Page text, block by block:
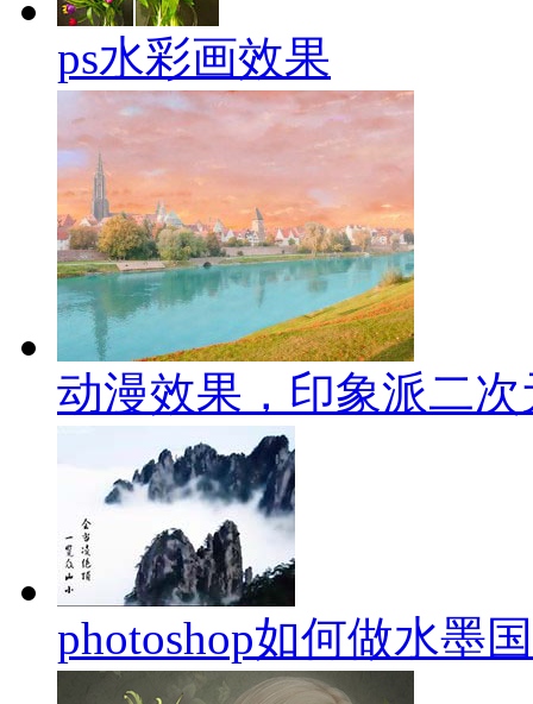
ps水彩画效果
动漫效果，印象派二
photoshop如何做水墨